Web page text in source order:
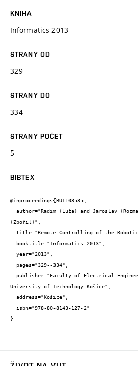
KNIHA
Informatics 2013
STRANY OD
329
STRANY DO
334
STRANY POČET
5
BIBTEX
@inproceedings{BUT103535,
{Zbořil}",
University of Technology Košice",
}